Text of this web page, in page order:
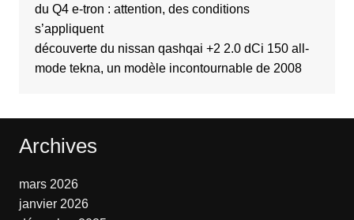
du Q4 e-tron : attention, des conditions
s’appliquent
découverte du nissan qashqai +2 2.0 dCi 150 all-
mode tekna, un modèle incontournable de 2008
Archives
mars 2026
janvier 2026